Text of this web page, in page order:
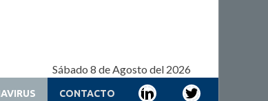
Sábado 8 de Agosto del 2026
CONTACTO